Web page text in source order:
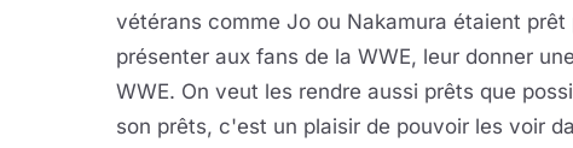
vétérans comme Jo ou Nakamura étaient
présenter aux fans de la WWE, leur donner
WWE. On veut les rendre aussi prêts que
son prêts, c'est un plaisir de pouvoir les voir